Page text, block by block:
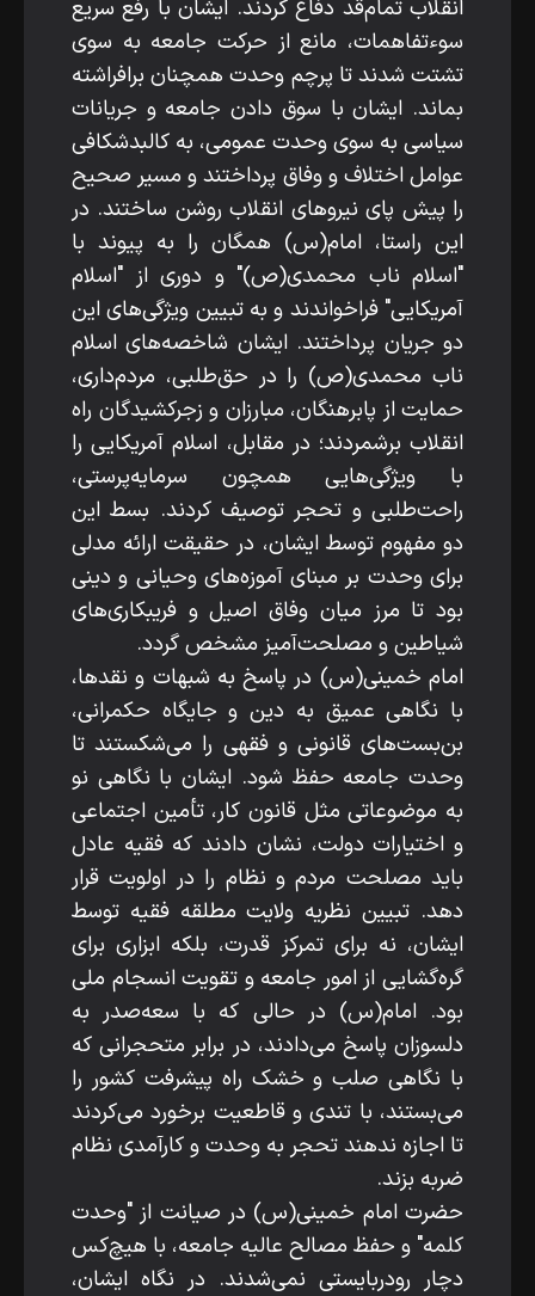
انقلاب تمام‌قد دفاع کردند. ایشان با رفع سریع
سوءتفاهمات، مانع از حرکت جامعه به سوی
تشتت شدند تا پرچم وحدت همچنان برافراشته
بماند. ایشان با سوق دادن جامعه و جریانات
سیاسی به سوی وحدت عمومی، به کالبدشکافی
عوامل اختلاف و وفاق پرداختند و مسیر صحیح
را پیش پای نیروهای انقلاب روشن ساختند. در
این راستا، امام(س) همگان را به پیوند با
"اسلام ناب محمدی(ص)" و دوری از "اسلام
آمریکایی" فراخواندند و به تبیین ویژگی‌های این
دو جریان پرداختند. ایشان شاخصه‌های اسلام
ناب محمدی(ص) را در حق‌طلبی، مردم‌داری،
حمایت از پابرهنگان، مبارزان و زجرکشیدگان راه
انقلاب برشمردند؛ در مقابل، اسلام آمریکایی را
با ویژگی‌هایی همچون سرمایه‌پرستی،
راحت‌طلبی و تحجر توصیف کردند. بسط این
دو مفهوم توسط ایشان، در حقیقت ارائه مدلی
برای وحدت بر مبنای آموزه‌های وحیانی و دینی
بود تا مرز میان وفاق اصیل و فریبکاری‌های
شیاطین و مصلحت‌آمیز مشخص گردد.
امام خمینی(س) در پاسخ به شبهات و نقدها،
با نگاهی عمیق به دین و جایگاه حکمرانی،
بن‌بست‌های قانونی و فقهی را می‌شکستند تا
وحدت جامعه حفظ شود. ایشان با نگاهی نو
به موضوعاتی مثل قانون کار، تأمین اجتماعی
و اختیارات دولت، نشان دادند که فقیه عادل
باید مصلحت مردم و نظام را در اولویت قرار
دهد. تبیین نظریه ولایت مطلقه فقیه توسط
ایشان، نه برای تمرکز قدرت، بلکه ابزاری برای
گره‌گشایی از امور جامعه و تقویت انسجام ملی
بود. امام(س) در حالی که با سعه‌صدر به
دلسوزان پاسخ می‌دادند، در برابر متحجرانی که
با نگاهی صلب و خشک راه پیشرفت کشور را
می‌بستند، با تندی و قاطعیت برخورد می‌کردند
تا اجازه ندهند تحجر به وحدت و کارآمدی نظام
ضربه بزند.
حضرت امام خمینی(س) در صیانت از "وحدت
کلمه" و حفظ مصالح عالیه جامعه، با هیچ‌کس
دچار رودربایستی نمی‌شدند. در نگاه ایشان،